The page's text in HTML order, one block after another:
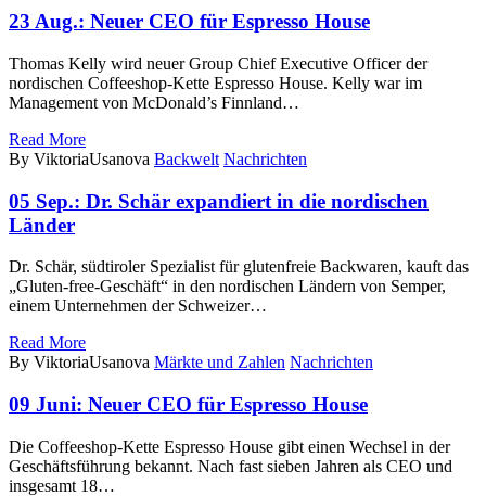
23 Aug.: Neuer CEO für Espresso House
Thomas Kelly wird neuer Group Chief Executive Officer der
nordischen Coffeeshop-Kette Espresso House. Kelly war im
Management von McDonald’s Finnland…
Read More
By ViktoriaUsanova Backwelt Nachrichten
05 Sep.: Dr. Schär expandiert in die nordischen
Länder
Dr. Schär, südtiroler Spezialist für glutenfreie Backwaren, kauft das
„Gluten-free-Geschäft“ in den nordischen Ländern von Semper,
einem Unternehmen der Schweizer…
Read More
By ViktoriaUsanova Märkte und Zahlen Nachrichten
09 Juni: Neuer CEO für Espresso House
Die Coffeeshop-Kette Espresso House gibt einen Wechsel in der
Geschäftsführung bekannt. Nach fast sieben Jahren als CEO und
insgesamt 18…